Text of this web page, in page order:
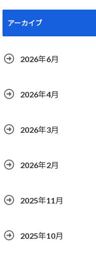
アーカイブ
2026年6月
2026年4月
2026年3月
2026年2月
2025年11月
2025年10月